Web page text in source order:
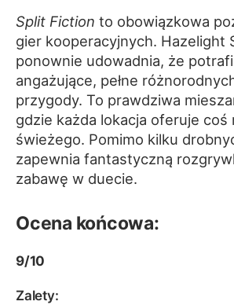
Split Fiction to obowiązkowa
gier kooperacyjnych. Hazelight
ponownie udowadnia, że
angażujące, pełne
przygody. To prawdziwa
gdzie każda lokacja oferuje coś
świeżego. Pomimo kilku
zapewnia fantastyczną
zabawę w duecie.
Ocena końcowa:
9/10
Zalety: